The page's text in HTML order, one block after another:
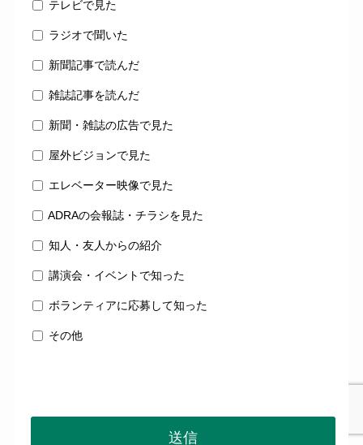
テレビで見た
ラジオで聞いた
新聞記事で読んだ
雑誌記事を読んだ
新聞・雑誌の広告で見た
屋外ビジョンで見た
エレベーター映像で見た
ADRAの会報誌・チラシを見た
知人・友人からの紹介
講演会・イベントで知った
ボランティアに応募して知った
その他
送信